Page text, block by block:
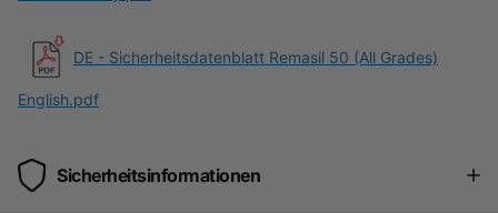
DE - Sicherheitsdatenblatt Remasil 50 (All Grades)
English.pdf
Sicherheitsinformationen